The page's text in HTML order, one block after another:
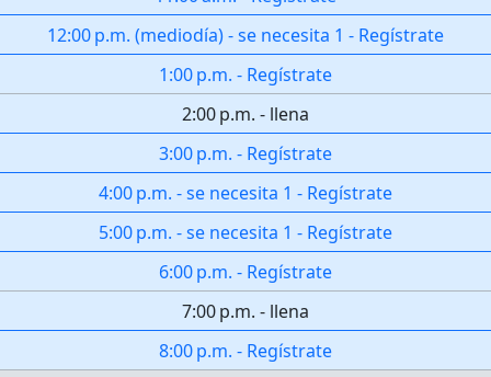
12:00 p.m. (mediodía)-se necesita 1 - Regístrate
1:00 p.m. - Regístrate
2:00 p.m. - llena
3:00 p.m. - Regístrate
4:00 p.m. -se necesita 1 - Regístrate
5:00 p.m. -se necesita 1 - Regístrate
6:00 p.m. - Regístrate
7:00 p.m. - llena
8:00 p.m. - Regístrate